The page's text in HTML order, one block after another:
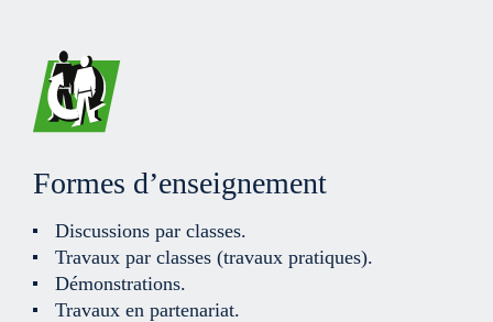
Formes d’enseignement
Discussions par classes.
Travaux par classes (travaux pratiques).
Démonstrations.
Travaux en partenariat.